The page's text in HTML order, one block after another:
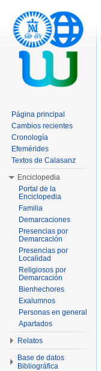
Página principal
Cambios recientes
Cronología
Efemérides
Textos de Calasanz
Enciclopedia
Portal de la
Enciclopedia
Familia
Demarcaciones
Presencias por
Demarcación
Presencias por
Localidad
Religiosos por
Demarcación
Bienhechores
Exalumnos
Personas en general
Apartados
Relatos
Base de datos
Bibliográfica